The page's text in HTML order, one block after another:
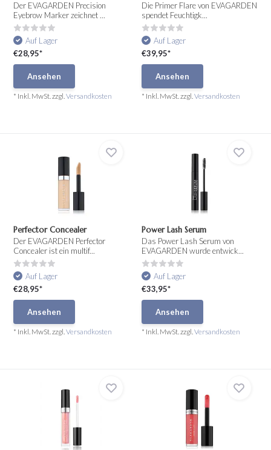
Der EVAGARDEN Precision
Eyebrow Marker zeichnet ...
Auf Lager
€28,95*
Ansehen
* Inkl. MwSt. zzgl.Versandkosten
Die Primer Flare von EVAGARDEN
spendet Feuchtigk...
Auf Lager
€39,95*
Ansehen
* Inkl. MwSt. zzgl.Versandkosten
Perfector Concealer
Der EVAGARDEN Perfector
Concealer ist ein multif...
Auf Lager
€28,95*
Ansehen
* Inkl. MwSt. zzgl.Versandkosten
Power Lash Serum
Das Power Lash Serum von
EVAGARDEN wurde entwick...
Auf Lager
€33,95*
Ansehen
* Inkl. MwSt. zzgl.Versandkosten